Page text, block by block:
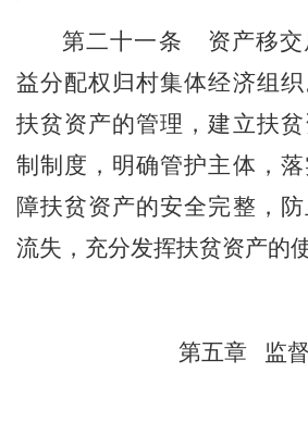
第二十一条
资产移
益分配权归村集体经济组
扶贫资产的管理，建立扶
制制度，明确管护主体，
障扶贫资产的安全完整，
流失，充分发挥扶贫资产的
第五章 监